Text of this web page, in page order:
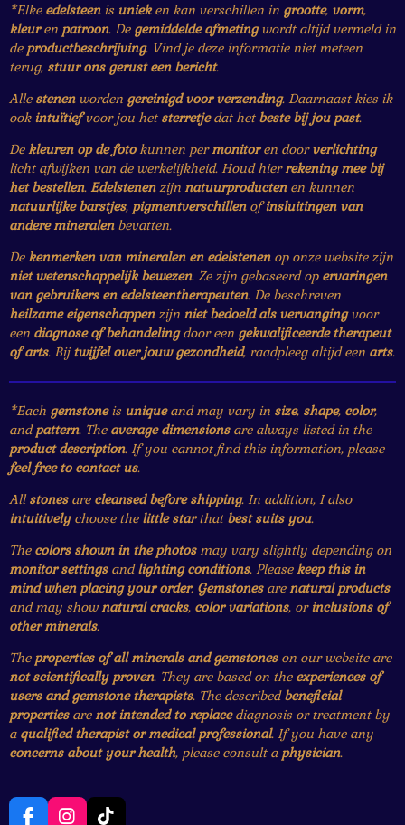
*Elke edelsteenis unieken kan verschillen in grootte, vorm,
kleuren patroon. De gemiddelde afmetingwordt altijd vermeld in
de productbeschrijving. Vind je deze informatie niet meteen
terug, stuur ons gerust een bericht.
Alle stenenworden gereinigd voor verzending. Daarnaast kies ik
ook intuïtiefvoor jou het sterretjedat het beste bij jou past.
Dekleuren op de fotokunnen permonitoren doorverlichting
licht afwijken van de werkelijkheid. Houd hierrekening mee bij
het bestellen. Edelstenenzijn natuurproductenen kunnen
natuurlijke barstjes, pigmentverschillenofinsluitingen van
andere mineralenbevatten.
Dekenmerken van mineralen en edelstenenop onze website zijn
niet wetenschappelijk bewezen. Ze zijn gebaseerd op ervaringen
van gebruikers en edelsteentherapeuten. De beschreven
heilzame eigenschappenzijn niet bedoeld als vervangingvoor
een diagnose of behandelingdoor een gekwalificeerde therapeut
of arts. Bijtwijfel over jouw gezondheid, raadpleeg altijd een arts.
*Each gemstoneis uniqueand may vary in size, shape, color,
andpattern. The average dimensionsare always listed in the
product description. If you cannot find this information, please
feel free to contact us.
Allstonesare cleansed before shipping. In addition, I also
intuitivelychoose the little starthat best suits you.
The colors shown in the photosmay vary slightly depending on
monitor settingsandlighting conditions. Pleasekeep this in
mind when placing your order. Gemstonesarenatural products
and may shownatural cracks, color variations, orinclusions of
other minerals.
The properties of all minerals and gemstoneson our website are
not scientifically proven. They are based on the experiences of
users and gemstone therapists. The describedbeneficial
propertiesarenot intended to replacediagnosis or treatment by
a qualified therapist or medical professional. If you have any
concerns about your health, please consult a physician.